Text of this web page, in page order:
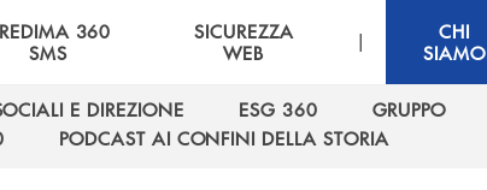
360
SMS
SICUREZZA
WEB
|
CHI
SIAMO
E DIREZIONE
E DIREZIONE
ESG 360
ESG 360
GRUPPO
GRUPPO
PODCAST AI CONFINI DELLA STORIA